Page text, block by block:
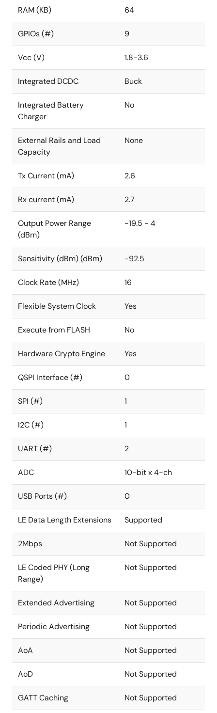
ートローダーを書き込むことでサポートされていま
す。 ホストMCUも存在するアプリケーションでは、こ
の機能により、ホストMCUのメモリを使用して、BLE
Data pump用のDA14535MODコードを保存し、ダウン
ロードすることができます。 そのため、最終製品の生
産テスト中にDA14535MODへの再プログラミングを不
要とすることができます。
RAM (KB) 64
GPIOs (#) 9
Vcc (V) 1.8-3.6
Integrated DCDC Buck
Integrated Battery
Charger
No
External Rails and Load
Capacity
None
Tx Current (mA) 2.6
Rx current (mA) 2.7
Output Power Range
(dBm)
-19.5 - 4
Sensitivity (dBm) (dBm) -92.5
Clock Rate (MHz) 16
Flexible System Clock Yes
Execute from FLASH No
Hardware Crypto Engine Yes
QSPI Interface (#) 0
SPI (#) 1
I2C (#) 1
UART (#) 2
ADC 10-bit x 4-ch
USB Ports (#) 0
LE Data Length Extensions Supported
2Mbps Not Supported
LE Coded PHY (Long
Range)
Not Supported
Extended Advertising Not Supported
Periodic Advertising Not Supported
AoA Not Supported
AoD Not Supported
GATT Caching Not Supported